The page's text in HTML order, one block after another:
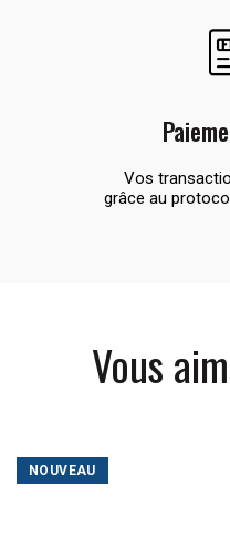
Vos
grâce au
Vous
NOUVEAU